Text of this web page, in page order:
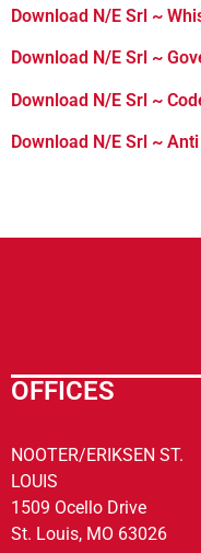
Download N/E Srl ~
Download N/E Srl ~
Download N/E Srl ~
Download N/E Srl ~
OFFICES
NOOTER/ERIKSEN ST.
LOUIS
1509 Ocello Drive
St. Louis, MO 63026